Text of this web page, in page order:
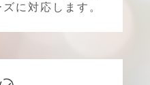
に対応します。